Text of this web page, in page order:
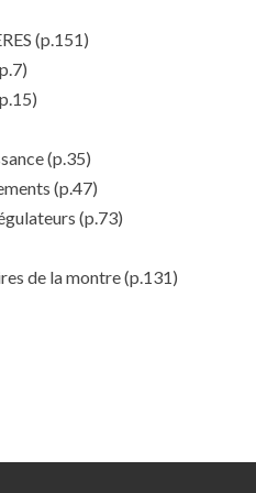
(p.151)
(p.35)
(p.47)
(p.73)
de la montre(p.131)